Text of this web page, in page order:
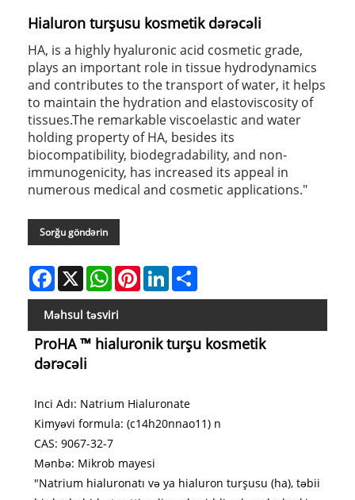
Hialuron turşusu kosmetik dərəcəli
HA, is a highly hyaluronic acid cosmetic grade,
plays an important role in tissue hydrodynamics
and contributes to the transport of water, it helps
to maintain the hydration and elastoviscosity of
tissues.The remarkable viscoelastic and water
holding property of HA, besides its
biocompatibility, biodegradability, and non-
immunogenicity, has increased its appeal in
numerous medical and cosmetic applications."
Sorğu göndərin
Facebook
X WhatsAppPinterestLinkedIn
Məhsul təsviri
ProHA ™ hialuronik turşu kosmetik
dərəcəli
Inci Adı: Natrium Hialuronate
Kimyəvi formula: (c14h20nnao11) n
CAS: 9067-32-7
Mənbə: Mikrob mayesi
"Natrium hialuronatı və ya hialuron turşusu (ha), təbii